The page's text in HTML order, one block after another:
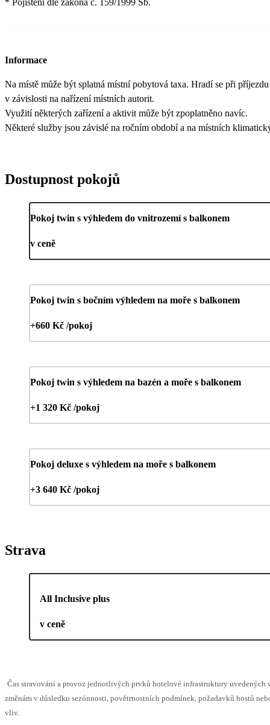
Informace
Na místě může být splatná místní pobytová taxa. Hradí se při
v závislosti na nařízení místních autorit.
Využití některých zařízení a aktivit může být zpoplatněno navíc.
Některé služby jsou závislé na ročním období a na místních
Dostupnost pokojů
Pokoj twin s výhledem do vnitrozemí s balkonem
v ceně
Pokoj twin s bočním výhledem na moře s balkonem
+660 Kč /pokoj
Pokoj twin s výhledem na bazén a moře s balkonem
+1 320 Kč /pokoj
Pokoj deluxe s výhledem na moře s balkonem
+3 640 Kč /pokoj
Strava
All Inclusive plus
v ceně
Čas stravování a provoz jednotlivých prvků hotelové infrastruktury uvedených
změnám v důsledku sezónnosti, povětrnostních podmínek, požadavků hostů
vliv.